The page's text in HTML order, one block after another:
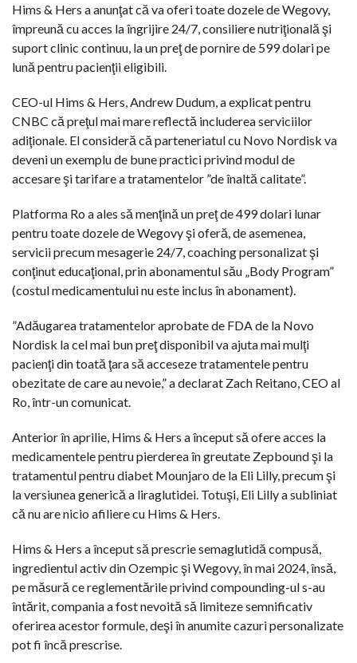
Hims & Hers a anunţat că va oferi toate dozele de Wegovy,
împreună cu acces la îngrijire 24/7, consiliere nutriţională şi
suport clinic continuu, la un preţ de pornire de 599 dolari pe
lună pentru pacienţii eligibili.
CEO-ul Hims & Hers, Andrew Dudum, a explicat pentru
CNBC că preţul mai mare reflectă includerea serviciilor
adiţionale. El consideră că parteneriatul cu Novo Nordisk va
deveni un exemplu de bune practici privind modul de
accesare şi tarifare a tratamentelor ”de înaltă calitate”.
Platforma Ro a ales să menţină un preţ de 499 dolari lunar
pentru toate dozele de Wegovy şi oferă, de asemenea,
servicii precum mesagerie 24/7, coaching personalizat şi
conţinut educaţional, prin abonamentul său „Body Program”
(costul medicamentului nu este inclus în abonament).
”Adăugarea tratamentelor aprobate de FDA de la Novo
Nordisk la cel mai bun preţ disponibil va ajuta mai mulţi
pacienţi din toată ţara să acceseze tratamentele pentru
obezitate de care au nevoie,” a declarat Zach Reitano, CEO al
Ro, într-un comunicat.
Anterior în aprilie, Hims & Hers a început să ofere acces la
medicamentele pentru pierderea în greutate Zepbound şi la
tratamentul pentru diabet Mounjaro de la Eli Lilly, precum şi
la versiunea generică a liraglutidei. Totuşi, Eli Lilly a subliniat
că nu are nicio afiliere cu Hims & Hers.
Hims & Hers a început să prescrie semaglutidă compusă,
ingredientul activ din Ozempic şi Wegovy, în mai 2024, însă,
pe măsură ce reglementările privind compounding-ul s-au
întărit, compania a fost nevoită să limiteze semnificativ
oferirea acestor formule, deşi în anumite cazuri personalizate
pot fi încă prescrise.